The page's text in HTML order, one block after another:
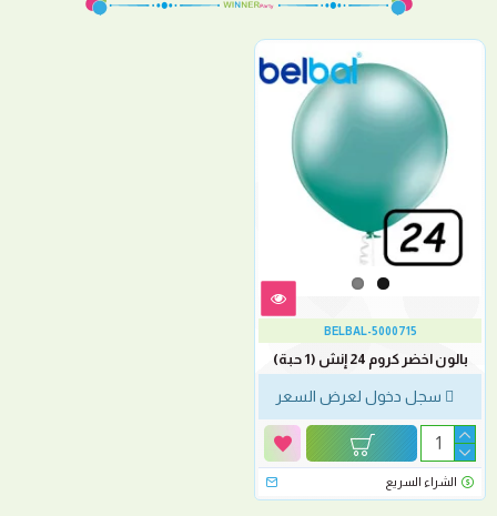
BELBAL-5000715
بالون اخضر كروم 24 إنش (1 حبة)
سجل دخول لعرض السعر
الشراء السريع